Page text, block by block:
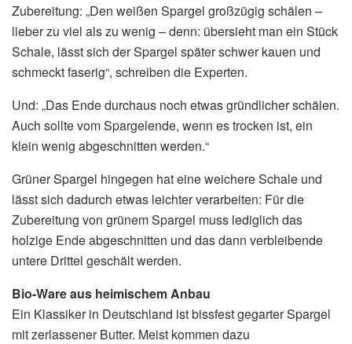
Zubereitung: „Den weißen Spargel großzügig schälen –
lieber zu viel als zu wenig – denn: übersieht man ein Stück
Schale, lässt sich der Spargel später schwer kauen und
schmeckt faserig“, schreiben die Experten.
Und: „Das Ende durchaus noch etwas gründlicher schälen.
Auch sollte vom Spargelende, wenn es trocken ist, ein
klein wenig abgeschnitten werden.“
Grüner Spargel hingegen hat eine weichere Schale und
lässt sich dadurch etwas leichter verarbeiten: Für die
Zubereitung von grünem Spargel muss lediglich das
holzige Ende abgeschnitten und das dann verbleibende
untere Drittel geschält werden.
Bio-Ware aus heimischem Anbau
Ein Klassiker in Deutschland ist bissfest gegarter Spargel
mit zerlassener Butter. Meist kommen dazu